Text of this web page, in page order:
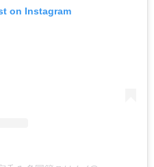
on Instagram